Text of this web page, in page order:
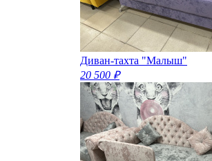
Диван-тахта "Малыш"
20 500 ₽